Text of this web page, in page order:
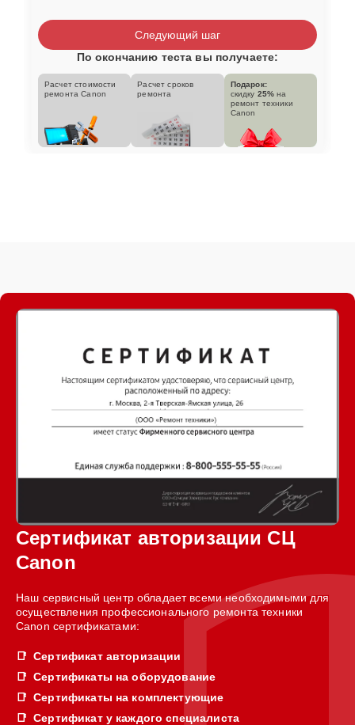
Следующий шаг
По окончанию теста вы получаете:
Расчет стоимости
ремонта Canon
Расчет сроков
ремонта
Подарок:
скидку 25% на
ремонт техники
Canon
Сертификат авторизации СЦ
Canon
Наш сервисный центр обладает всеми необходимыми для
осуществления профессионального ремонта техники
Canon сертификатами:
Сертификат авторизации
Сертификаты на оборудование
Сертификаты на комплектующие
Сертификат у каждого специалиста